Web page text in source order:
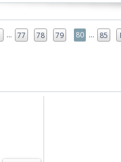
... 77 78 79 80 ... 85